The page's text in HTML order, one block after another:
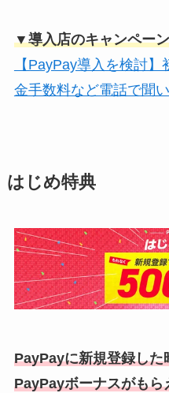
▼導入店のキャンペー
【PayPay導入を検討
金手数料など電話で聞
はじめ特典
PayPayに新規登録した
PayPayボーナスがもら